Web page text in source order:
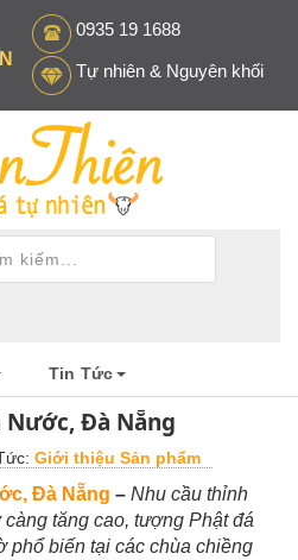
0935 19 1688
Tự nhiên & Nguyên khối
Tin Tức
Đà Nẵng
Giới thiệu Sản phẩm
Đà Nẵng – Nhu cầu thỉnh
tăng cao, tượng Phật đá
phổ biến tại các chùa chiềng